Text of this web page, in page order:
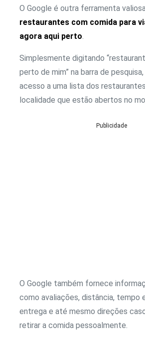
O Google é outra ferramenta
restaurantes com comida para
agora aqui perto.
Simplesmente digitando
perto de mim” na barra de
acesso a uma lista dos
localidade que estão abertos no
Publicidade
O Google também fornece
como avaliações, distância, tempo
entrega e até mesmo direções
retirar a comida pessoalmente.